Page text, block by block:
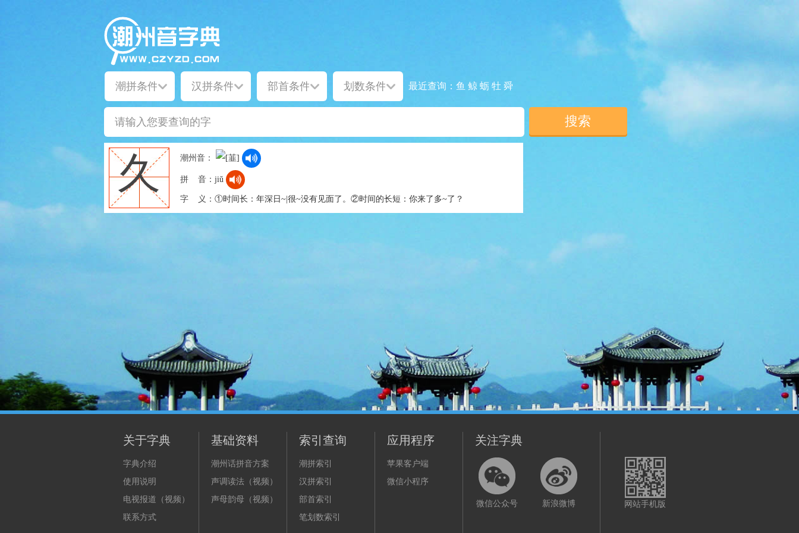
最近查询： 鱼 鲸 蛎 牡 舜
久 潮州音：
拼 音： jiǔ
字 义： ①时间长：年深日~|很~没有见面了。②时间的长短：你来了多~了？
关于字典
字典介绍
使用说明
电视报道（视频）
联系方式
基础资料
潮州话拼音方案
声调读法（视频）
声母韵母（视频）
索引查询
潮拼索引
汉拼索引
部首索引
笔划数索引
应用程序
苹果客户端
微信小程序
关注字典
微信公众号 新浪微博 网站手机版